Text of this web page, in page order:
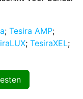
; Tesira AMP;
; TesiraXEL;